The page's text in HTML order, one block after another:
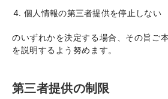
個人情報の第三者提供を停止しない
のいずれかを決定する場合、その旨ご
を説明するよう努めます。
第三者提供の制限